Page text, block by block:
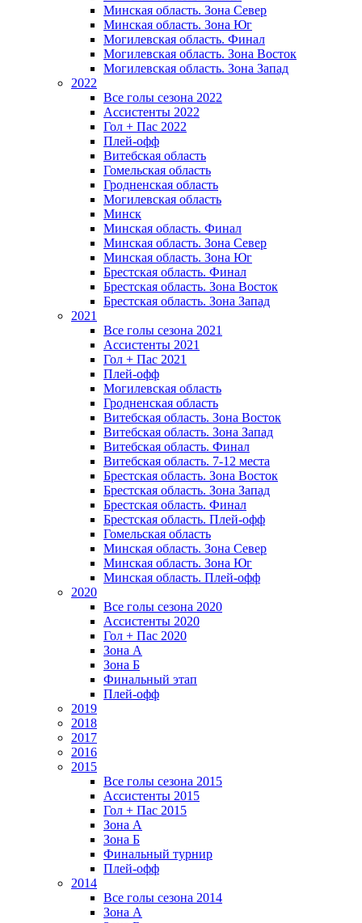
Минская область. Зона Север
Минская область. Зона Юг
Могилевская область. Финал
Могилевская область. Зона Восток
Могилевская область. Зона Запад
2022
Все голы сезона 2022
Ассистенты 2022
Гол + Пас 2022
Плей-офф
Витебская область
Гомельская область
Гродненская область
Могилевская область
Минск
Mинская область. Финал
Минская область. Зона Север
Минская область. Зона Юг
Брестская область. Финал
Брестская область. Зона Восток
Брестская область. Зона Запад
2021
Все голы сезона 2021
Ассистенты 2021
Гол + Пас 2021
Плей-офф
Могилевская область
Гродненская область
Витебская область. Зона Восток
Витебская область. Зона Запад
Витебская область. Финал
Витебская область. 7-12 места
Брестская область. Зона Восток
Брестская область. Зона Запад
Брестская область. Финал
Брестская область. Плей-офф
Гомельская область
Минская область. Зона Север
Минская область. Зона Юг
Минская область. Плей-офф
2020
Все голы сезона 2020
Ассистенты 2020
Гол + Пас 2020
Зона А
Зона Б
Финальный этап
Плей-офф
2019
2018
2017
2016
2015
Все голы сезона 2015
Ассистенты 2015
Гол + Пас 2015
Зона А
Зона Б
Финальный турнир
Плей-офф
2014
Все голы сезона 2014
Зона А